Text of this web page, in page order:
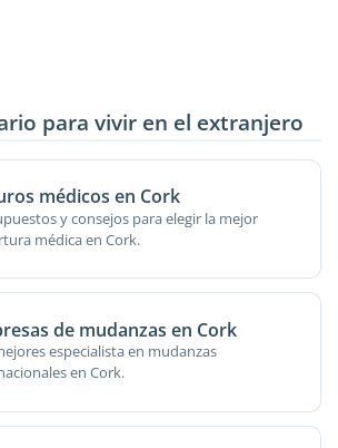
para vivir en el extranjero
médicos en Cork
y consejos para elegir la mejor
médica en Cork.
de mudanzas en Cork
especialista en mudanzas
en Cork.